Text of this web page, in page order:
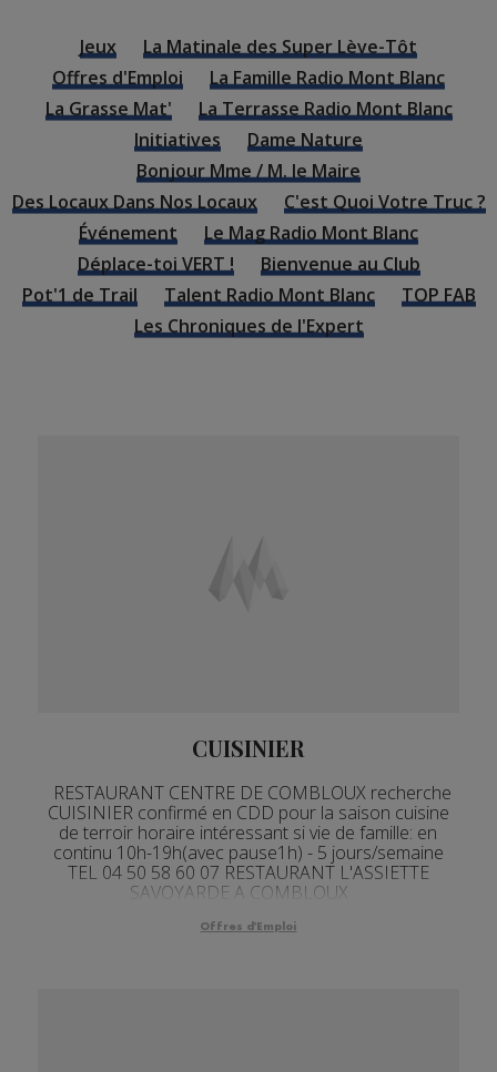
Jeux
La Matinale des Super Lève-Tôt
Offres d'Emploi
La Famille Radio Mont Blanc
La Grasse Mat'
La Terrasse Radio Mont Blanc
Initiatives
Dame Nature
Bonjour Mme / M. le Maire
Des Locaux Dans Nos Locaux
C'est Quoi Votre Truc ?
Événement
Le Mag Radio Mont Blanc
Déplace-toi VERT !
Bienvenue au Club
Pot'1 de Trail
Talent Radio Mont Blanc
TOP FAB
Les Chroniques de l'Expert
CUISINIER
RESTAURANT CENTRE DE COMBLOUX recherche
CUISINIER confirmé en CDD pour la saison cuisine
de terroir horaire intéressant si vie de famille: en
continu 10h-19h(avec pause1h) - 5 jours/semaine
TEL 04 50 58 60 07 RESTAURANT L'ASSIETTE
SAVOYARDE A COMBLOUX
Offres d'Emploi